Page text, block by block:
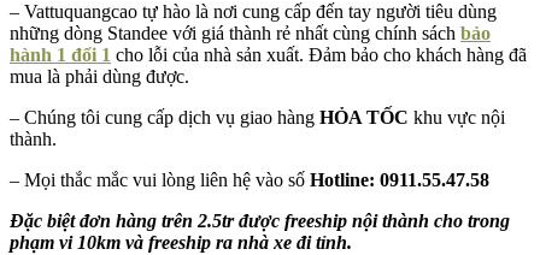
– Vattuquangcao tự hào là nơi cung cấp đến tay người tiêu dùng
những dòng Standee với giá thành rẻ nhất cùng chính sách bảo
hành 1 đổi 1 cho lỗi của nhà sản xuất. Đảm bảo cho khách hàng đã
mua là phải dùng được.
– Chúng tôi cung cấp dịch vụ giao hàng HỎA TỐC khu vực nội
thành.
– Mọi thắc mắc vui lòng liên hệ vào số Hotline: 0911.55.47.58
Đặc biệt đơn hàng trên 2.5tr được freeship nội thành cho trong
phạm vi 10km và freeship ra nhà xe đi tỉnh.